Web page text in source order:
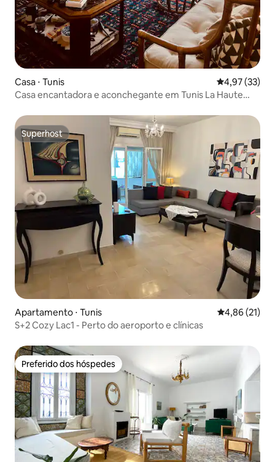
Casa ⋅ Tunis 4,97 de uma
4,97 (33)
Casa encantadora e aconchegante em Tunis La Haute
Superhost
Superhost
Apartamento ⋅ Tunis 4,86 de uma
4,86 (21)
S+2 Cozy Lac1 - Perto do aeroporto e clínicas
Preferido dos hóspedes
Preferido dos hóspedes